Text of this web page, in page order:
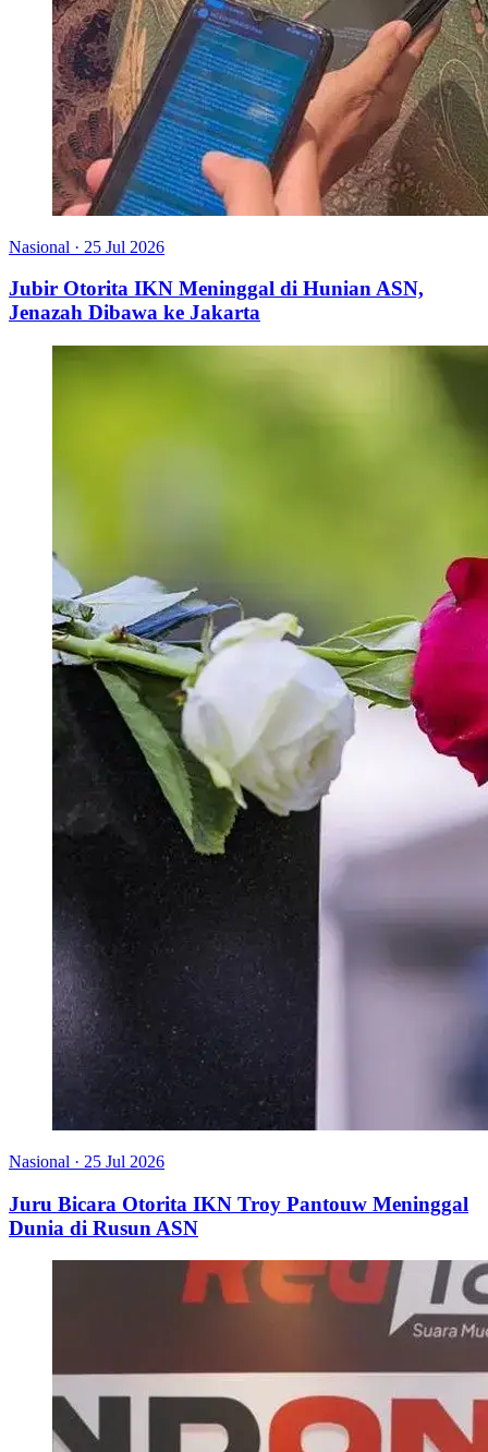
Nasional · 25 Jul 2026
Jubir Otorita IKN Meninggal di Hunian ASN,
Jenazah Dibawa ke Jakarta
Nasional · 25 Jul 2026
Juru Bicara Otorita IKN Troy Pantouw Meninggal
Dunia di Rusun ASN